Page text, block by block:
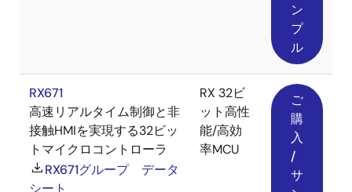
ン
プ
ル
RX671
高速リアルタイム制御と非
接触HMIを実現する32ビッ
トマイクロコントローラ
RX671グループ データ
シート
RX 32ビ
ット高性
能/高効
率MCU
ご
購
入
/
サ